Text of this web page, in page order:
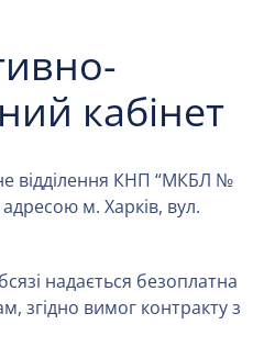
кабінет
відділення КНП “МКБЛ №
м. Харків, вул.
надається безоплатна
згідно вимог контракту з